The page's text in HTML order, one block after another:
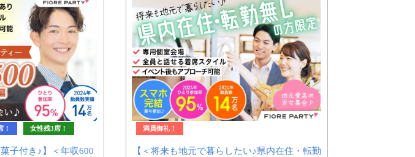
の中から
相談所をご紹介
！ 女性残3席！
子付き♪】＜年収600
満員御礼！
【＜将来も地元で暮らしたい♪県内在住・転勤